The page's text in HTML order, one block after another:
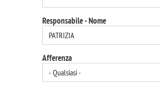
Responsabile - Nome
Afferenza